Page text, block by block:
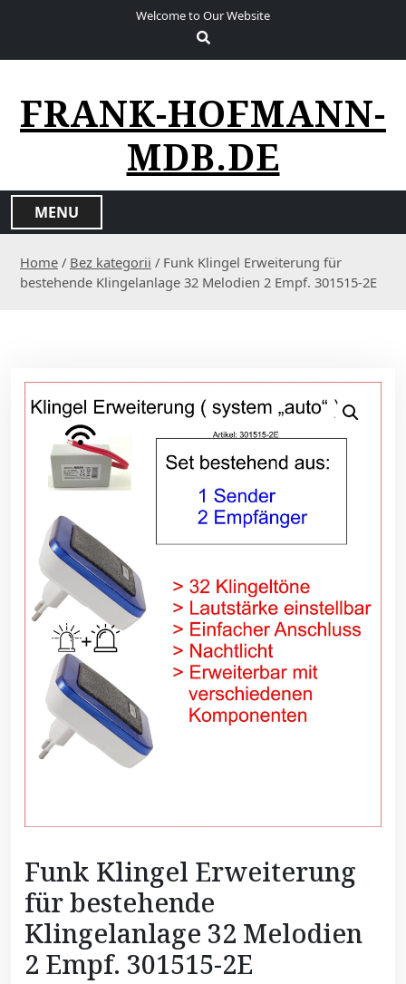
Welcome to Our Website
FRANK-HOFMANN-
MDB.DE
MENU
Home / Bez kategorii / Funk Klingel Erweiterung für
bestehende Klingelanlage 32 Melodien 2 Empf. 301515-2E
Funk Klingel Erweiterung
für bestehende
Klingelanlage 32 Melodien
2 Empf. 301515-2E